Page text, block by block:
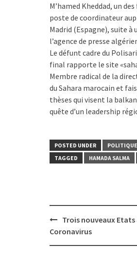
M’hamed Kheddad, un
poste de coordinateur
Madrid (Espagne), suite
l’agence de presse
Le défunt cadre du
final rapporte le site
Membre radical de la
du Sahara marocain et
thèses qui visent la
quête d’un leadership
POSTED UNDER
POLITIQUE
TAGGED
HAMADA SALMA
Post
navigation
Trois nouveaux
Coronavirus